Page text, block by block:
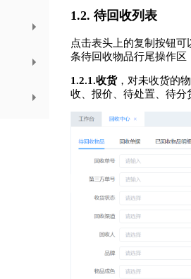
1.2. 待回收列表
点击表头上的复制按钮
条待回收物品行尾操作
1.2.1.收货，对未收货的
收、报价、待处置、待